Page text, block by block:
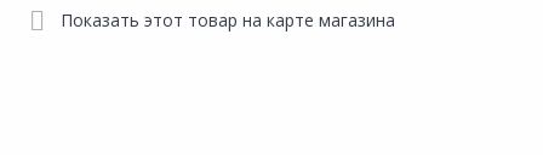
Показать этот товар на карте магазина